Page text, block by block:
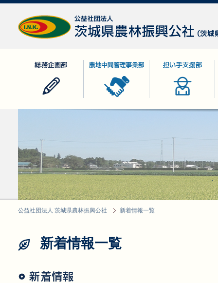
公益社団法人 茨城県農林振興公社 新着情報一覧
新着情報一覧